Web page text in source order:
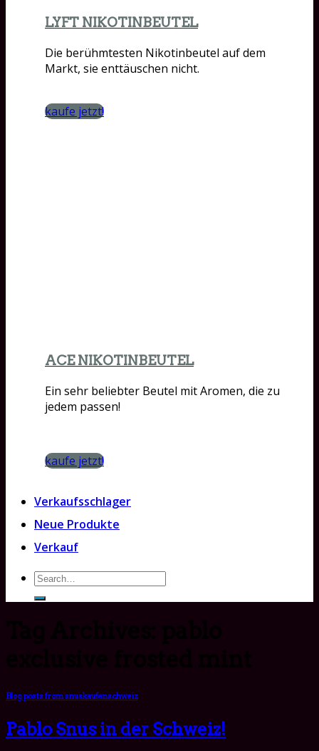
LYFT NIKOTINBEUTEL
Die berühmtesten Nikotinbeutel auf dem
Markt, sie enttäuschen nicht.
kaufe jetzt!
ACE NIKOTINBEUTEL
Ein sehr beliebter Beutel mit Aromen, die zu
jedem passen!
kaufe jetzt!
Verkaufsschlager
Neue Produkte
Verkauf
Search
for:
Blog posts from snuskaufenschweiz
Pablo Snus in der Schweiz!